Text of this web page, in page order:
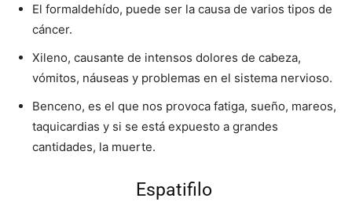
El formaldehído, puede ser la causa de varios tipos de
cáncer.
Xileno, causante de intensos dolores de cabeza,
vómitos, náuseas y problemas en el sistema nervioso.
Benceno, es el que nos provoca fatiga, sueño, mareos,
taquicardias y si se está expuesto a grandes
cantidades, la muerte.
Espatifilo